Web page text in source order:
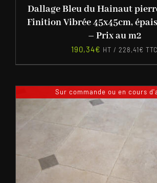
Dallage Bleu du Hainaut
Finition Vibrée 45x45cm,
– Prix au m2
190,34€ HT / 228,41€ TTC
Sur commande ou en cours